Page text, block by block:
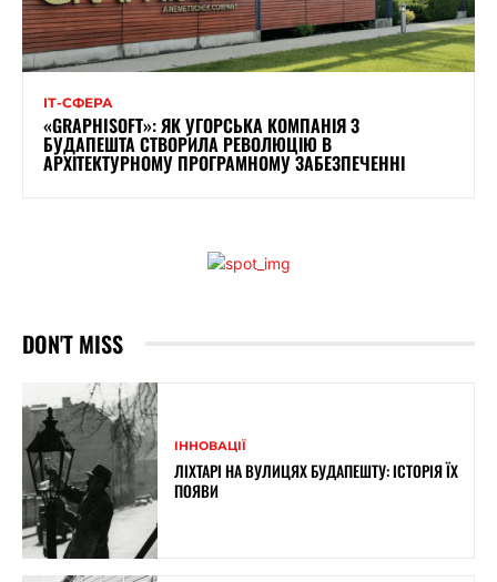
ІТ-СФЕРА
«GRAPHISOFT»: ЯК УГОРСЬКА КОМПАНІЯ З
БУДАПЕШТА СТВОРИЛА РЕВОЛЮЦІЮ В
АРХІТЕКТУРНОМУ ПРОГРАМНОМУ ЗАБЕЗПЕЧЕННІ
DON'T MISS
ІННОВАЦІЇ
ЛІХТАРІ НА ВУЛИЦЯХ БУДАПЕШТУ: ІСТОРІЯ ЇХ
ПОЯВИ